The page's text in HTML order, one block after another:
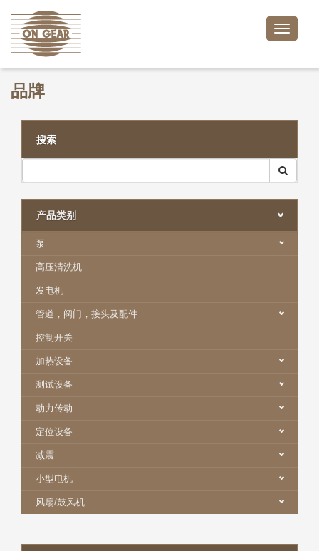
Toggle
品牌
搜索
产品类别
泵
高压清洗机
发电机
管道，阀门，接头及配件
控制开关
加热设备
测试设备
动力传动
定位设备
减震
小型电机
风扇/鼓风机